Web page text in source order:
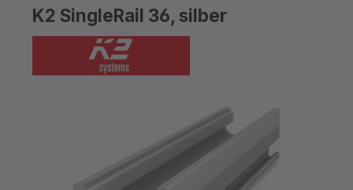
K2 SingleRail 36, silber